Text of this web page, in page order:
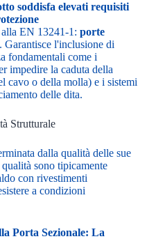
soddisfa elevati requisiti
EN 13241-1: porte
Garantisce l'inclusione di
fondamentali come i
impedire la caduta della
cavo o della molla) e i sistemi
delle dita.
Strutturale
dalla qualità delle sue
sono tipicamente
con rivestimenti
a condizioni
Porta Sezionale: La